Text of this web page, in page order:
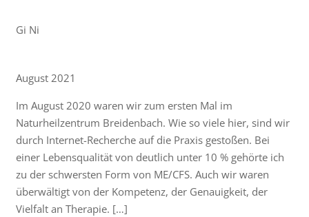
Gi Ni
August 2021
Im August 2020 waren wir zum ersten Mal im
Naturheilzentrum Breidenbach. Wie so viele hier, sind wir
durch Internet-Recherche auf die Praxis gestoßen. Bei
einer Lebensqualität von deutlich unter 10 % gehörte ich
zu der schwersten Form von ME/CFS. Auch wir waren
überwältigt von der Kompetenz, der Genauigkeit, der
Vielfalt an Therapie. […]